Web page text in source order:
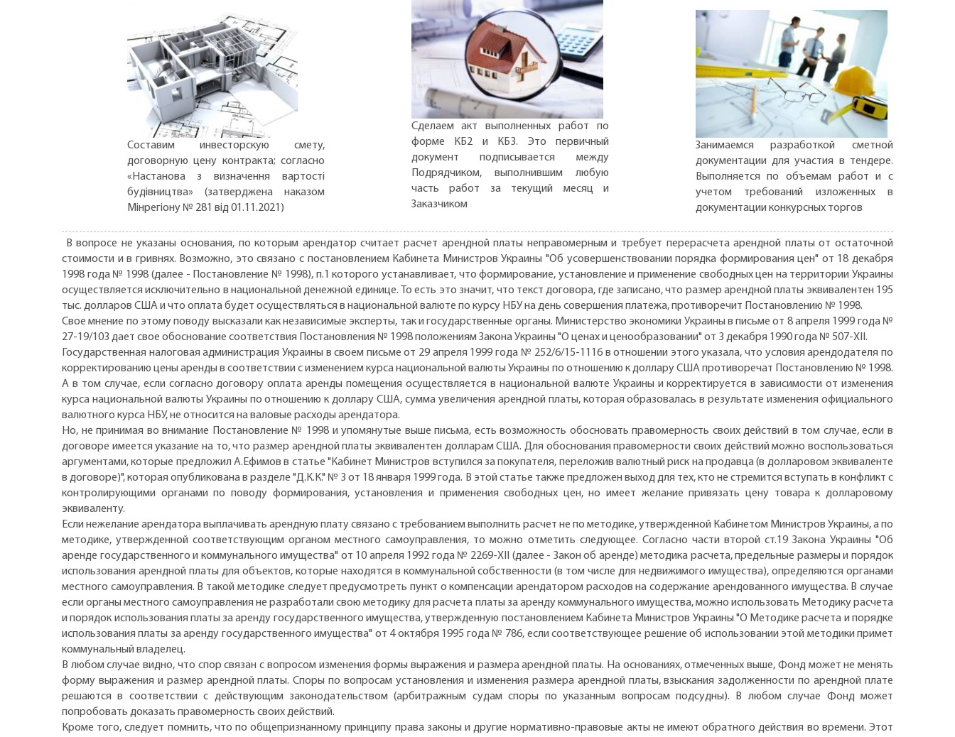
Составим инвесторскую смету,
договорную цену контракта; согласно
«Настанова з визначення вартості
будівництва» (затверджена наказом
Мінрегіону № 281 від 01.11.2021)
Сделаем акт выполненных работ по
форме КБ2 и КБ3. Это первичный
документ подписывается между
Подрядчиком, выполнившим любую
часть работ за текущий месяц и
Заказчиком
Занимаемся разработкой сметной
документации для участия в тендере.
Выполняется по объемам работ и с
учетом требований изложенных в
документации конкурсных торгов
В вопросе не указаны основания, по которым арендатор считает расчет арендной платы неправомерным и требует перерасчета арендной платы от остаточной
стоимости и в гривнях. Возможно, это связано с постановлением Кабинета Министров Украины "Об усовершенствовании порядка формирования цен" от 18 декабря
1998 года № 1998 (далее - Постановление № 1998), п.1 которого устанавливает, что формирование, установление и применение свободных цен на территории Украины
осуществляется исключительно в национальной денежной единице. То есть это значит, что текст договора, где записано, что размер арендной платы эквивалентен 195
тыс. долларов США и что оплата будет осуществляться в национальной валюте по курсу НБУ на день совершения платежа, противоречит Постановлению № 1998.
Свое мнение по этому поводу высказали как независимые эксперты, так и государственные органы. Министерство экономики Украины в письме от 8 апреля 1999 года №
27-19/103 дает свое обоснование соответствия Постановления № 1998 положениям Закона Украины "О ценах и ценообразовании" от 3 декабря 1990 года № 507-ХII.
Государственная налоговая администрация Украины в своем письме от 29 апреля 1999 года № 252/6/15-1116 в отношении этого указала, что условия арендодателя по
корректированию цены аренды в соответствии с изменением курса национальной валюты Украины по отношению к доллару США противоречат Постановлению № 1998.
А в том случае, если согласно договору оплата аренды помещения осуществляется в национальной валюте Украины и корректируется в зависимости от изменения
курса национальной валюты Украины по отношению к доллару США, сумма увеличения арендной платы, которая образовалась в результате изменения официального
валютного курса НБУ, не относится на валовые расходы арендатора.
Но, не принимая во внимание Постановление № 1998 и упомянутые выше письма, есть возможность обосновать правомерность своих действий в том случае, если в
договоре имеется указание на то, что размер арендной платы эквивалентен долларам США. Для обоснования правомерности своих действий можно воспользоваться
аргументами, которые предложил А.Ефимов в статье "Кабинет Министров вступился за покупателя, переложив валютный риск на продавца (в долларовом эквиваленте
в договоре)", которая опубликована в разделе "Д.К.К." № 3 от 18 января 1999 года. В этой статье также предложен выход для тех, кто не стремится вступать в конфликт с
контролирующими органами по поводу формирования, установления и применения свободных цен, но имеет желание привязать цену товара к долларовому
эквиваленту.
Если нежелание арендатора выплачивать арендную плату связано с требованием выполнить расчет не по методике, утвержденной Кабинетом Министров Украины, а по
методике, утвержденной соответствующим органом местного самоуправления, то можно отметить следующее. Согласно части второй ст.19 Закона Украины "Об
аренде государственного и коммунального имущества" от 10 апреля 1992 года № 2269-ХII (далее - Закон об аренде) методика расчета, предельные размеры и порядок
использования арендной платы для объектов, которые находятся в коммунальной собственности (в том числе для недвижимого имущества), определяются органами
местного самоуправления. В такой методике следует предусмотреть пункт о компенсации арендатором расходов на содержание арендованного имущества. В случае
если органы местного самоуправления не разработали свою методику для расчета платы за аренду коммунального имущества, можно использовать Методику расчета
и порядок использования платы за аренду государственного имущества, утвержденную постановлением Кабинета Министров Украины "О Методике расчета и порядке
использования платы за аренду государственного имущества" от 4 октября 1995 года № 786, если соответствующее решение об использовании этой методики примет
коммунальный владелец.
В любом случае видно, что спор связан с вопросом изменения формы выражения и размера арендной платы. На основаниях, отмеченных выше, Фонд может не менять
форму выражения и размер арендной платы. Споры по вопросам установления и изменения размера арендной платы, взыскания задолженности по арендной плате
решаются в соответствии с действующим законодательством (арбитражным судам споры по указанным вопросам подсудны). В любом случае Фонд может
попробовать доказать правомерность своих действий.
Кроме того, следует помнить, что по общепризнанному принципу права законы и другие нормативно-правовые акты не имеют обратного действия во времени. Этот